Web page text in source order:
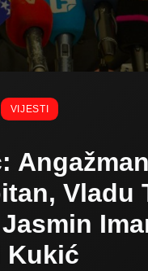
VIJESTI
Vladu
Kukić